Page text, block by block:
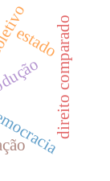
estadodireito comparado